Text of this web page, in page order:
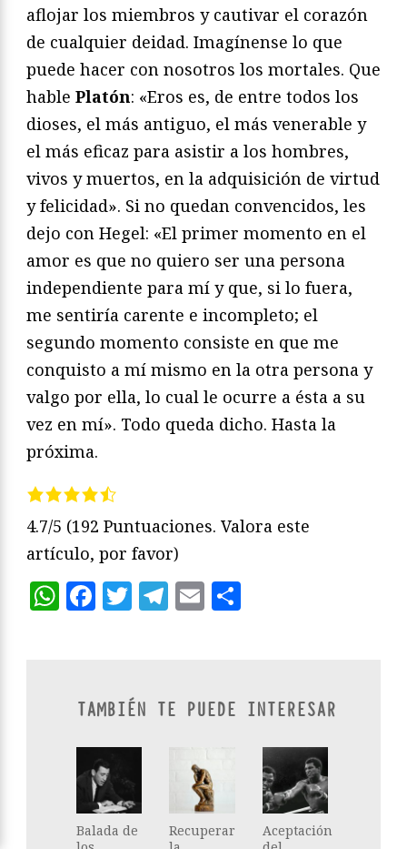
aflojar los miembros y cautivar el corazón
de cualquier deidad. Imagínense lo que
puede hacer con nosotros los mortales. Que
hable Platón: «Eros es, de entre todos los
dioses, el más antiguo, el más venerable y
el más eficaz para asistir a los hombres,
vivos y muertos, en la adquisición de virtud
y felicidad». Si no quedan convencidos, les
dejo con Hegel: «El primer momento en el
amor es que no quiero ser una persona
independiente para mí y que, si lo fuera,
me sentiría carente e incompleto; el
segundo momento consiste en que me
conquisto a mí mismo en la otra persona y
valgo por ella, lo cual le ocurre a ésta a su
vez en mí». Todo queda dicho. Hasta la
próxima.
4.7/5 (192 Puntuaciones. Valora este
artículo, por favor)
WhatsApp
Facebook
Twitter
Telegram
Email
TAMBIÉN TE PUEDE INTERESAR
Balada de
Recuperar
Aceptación